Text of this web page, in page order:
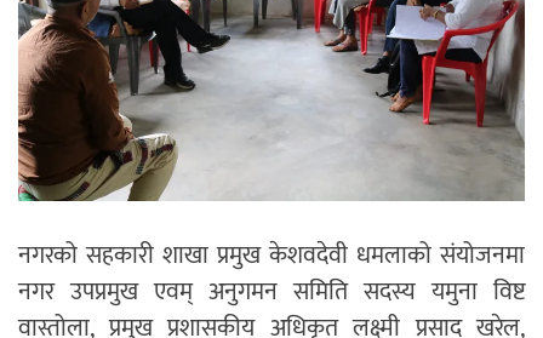
नगरको सहकारी शाखा प्रमुख केशवदेवी धमलाको संयोजनमा
नगर उपप्रमुख एवम् अनुगमन समिति सदस्य यमुना विष्ट
वास्तोला, प्रमुख प्रशासकीय अधिकृत लक्ष्मी प्रसाद खरेल,